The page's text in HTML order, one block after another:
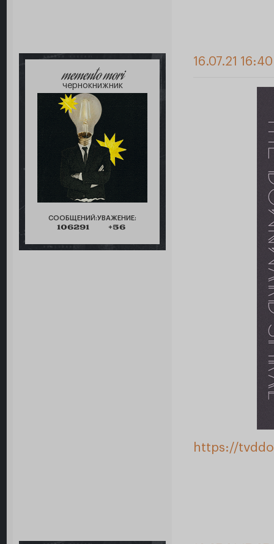
memento mori
чернокнижник
СООБЩЕНИЙ:
106291
УВАЖЕНИЕ:
+56
16.07.21
https://